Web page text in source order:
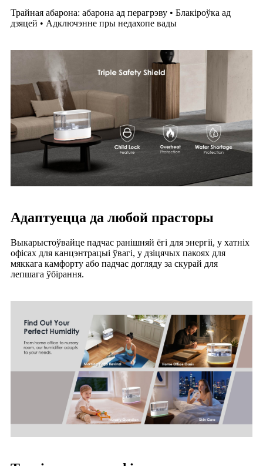
Трайная абарона: абарона ад перагрэву • Блакіроўка ад
дзяцей • Адключэнне пры недахопе вады
Адаптуецца да любой прасторы
Выкарыстоўвайце падчас ранішняй ёгі для энергіі, у хатніх
офісах для канцэнтрацыі ўвагі, у дзіцячых пакоях для
мяккага камфорту або падчас догляду за скурай для
лепшага ўбірання.